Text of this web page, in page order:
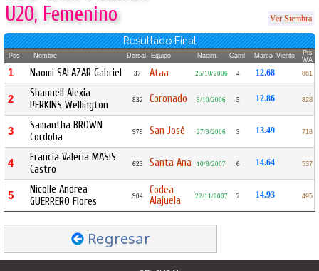
U20, Femenino Ver Siembra
Resultado Final
Pos Nombre Dorsal Equipo Nacim. Carril Marca Viento
Pts
WA
1 Naomi SALAZAR Gabriel 37 Ataa 25/10/2006 4 12.68 861
2
Shannell Alexia
PERKINS Wellington
832 Coronado 5/10/2006 5 12.86 828
3
Samantha BROWN
Cordoba
979 San José 27/3/2006 3 13.49 718
4
Francia Valeria MASIS
Castro
623 Santa Ana 10/8/2007 6 14.64 537
5
Nicolle Andrea
GUERRERO Flores
904
Codea
Alajuela
22/11/2007 2 14.93 495
Regresar